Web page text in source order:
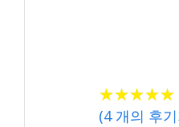
★★★★★
★★★★★
(4개의 후